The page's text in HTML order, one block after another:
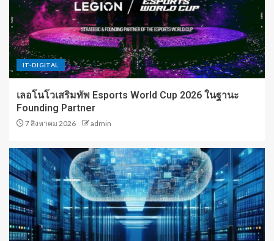
IT-DIGITAL
เลอโนโวเสริมทัพ Esports World Cup 2026 ในฐานะ
Founding Partner
7 สิงหาคม 2026 admin